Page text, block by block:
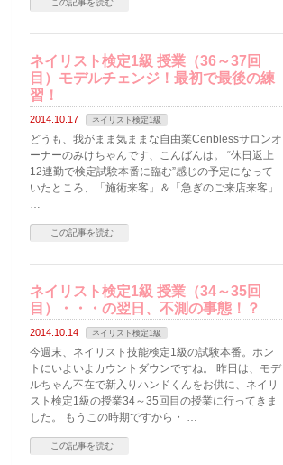
この記事を読む
ネイリスト検定1級 授業（36～37回
目）モデルチェンジ！最初で最後の練
習！
2014.10.17 ネイリスト検定1級
どうも、我がまま気ままな自由業Cenblessサロンオ
ーナーのみけちゃんです、こんばんは。 “休日返上
12連勤で検定試験本番に臨む”感じの予定になって
いたところ、「施術来客」＆「急ぎのご来店来客」
…
この記事を読む
ネイリスト検定1級 授業（34～35回
目）・・・の翌日、不測の事態！？
2014.10.14 ネイリスト検定1級
今週末、ネイリスト技能検定1級の試験本番。ホン
トにいよいよカウントダウンですね。 昨日は、モデ
ルちゃん不在で新入りハンドくんをお供に、ネイリ
スト検定1級の授業34～35回目の授業に行ってきま
した。 もうこの時期ですから・ …
この記事を読む